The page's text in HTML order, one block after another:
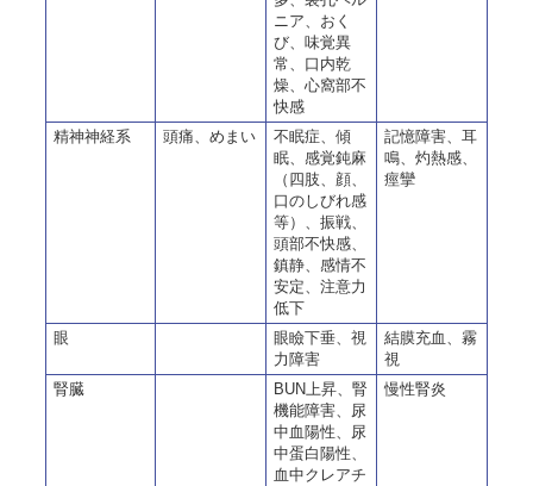
ニア、おく
び、味覚異
常、口内乾
燥、心窩部不
快感
精神神経系
頭痛、めまい
不眠症、傾
眠、感覚鈍麻
（四肢、顔、
口のしびれ感
等）、振戦、
頭部不快感、
鎮静、感情不
安定、注意力
低下
記憶障害、耳
鳴、灼熱感、
痙攣
眼
眼瞼下垂、視
力障害
結膜充血、霧
視
腎臓
BUN上昇、腎
機能障害、尿
中血陽性、尿
中蛋白陽性、
血中クレアチ
慢性腎炎